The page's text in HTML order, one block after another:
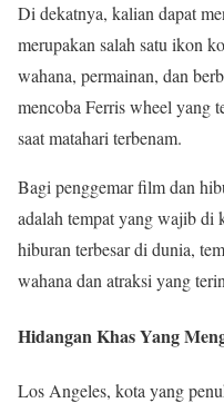
Di dekatnya, kalian dapat
merupakan salah satu ikon
wahana, permainan, dan
mencoba Ferris wheel yang
saat matahari terbenam.
Bagi penggemar film dan
adalah tempat yang wajib di
hiburan terbesar di dunia,
wahana dan atraksi yang
Hidangan Khas Yang
Los Angeles, kota yang